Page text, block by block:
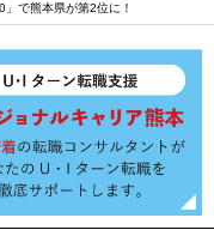
で熊本県が第2位に！